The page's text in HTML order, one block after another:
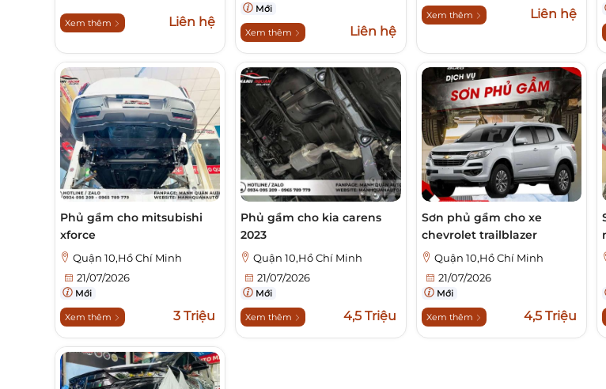
Xem thêm Liên hệ
Mới
Xem thêm Liên hệ
Xem thêm Liên hệ
Phủ gầm cho mitsubishi
xforce
Quận 10,Hồ Chí Minh
21/07/2026
Mới
Xem thêm 3 Triệu
Phủ gầm cho kia carens
2023
Quận 10,Hồ Chí Minh
21/07/2026
Mới
Xem thêm 4,5 Triệu
Sơn phủ gầm cho xe
chevrolet trailblazer
Quận 10,Hồ Chí Minh
21/07/2026
Mới
Xem thêm 4,5 Triệu